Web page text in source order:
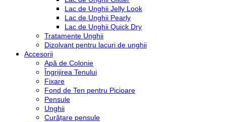
Lac de Unghii Jelly Look
Lac de Unghii Pearly
Lac de Unghii Quick Dry
Tratamente Unghii
Dizolvant pentru lacuri de unghii
Accesorii
Apă de Colonie
Îngrijirea Tenului
Fixare
Fond de Ten pentru Picioare
Pensule
Unghii
Curățare pensule